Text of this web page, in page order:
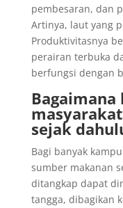
pembesaran, dan
Artinya, laut yang
Produktivitasnya
perairan terbuka
berfungsi dengan
Bagaimana
sejak
Bagi banyak
sumber makanan
ditangkap dapat
tangga, dibagikan